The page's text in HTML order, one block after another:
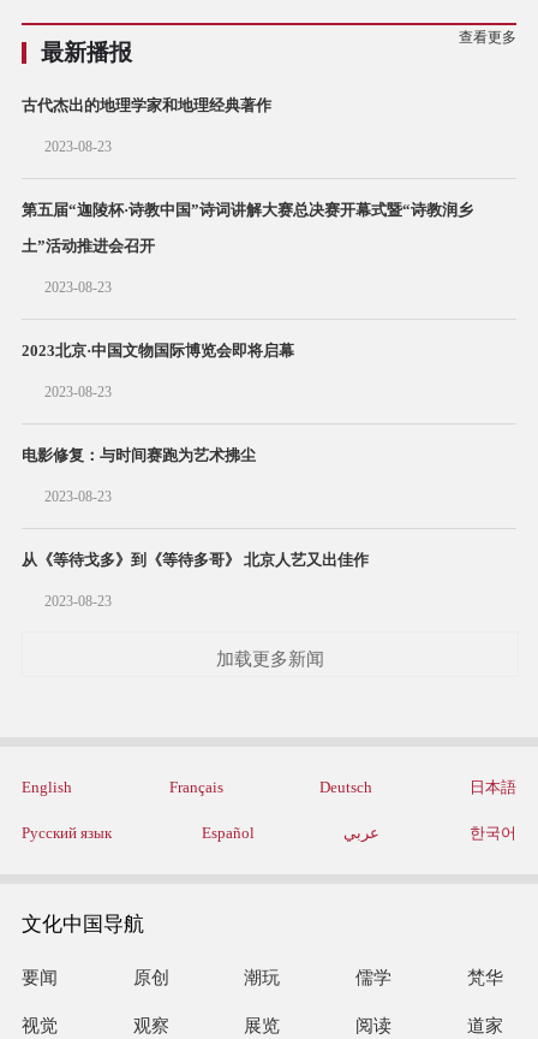
最新播报
查看更多
古代杰出的地理学家和地理经典著作
2023-08-23
第五届“迦陵杯·诗教中国”诗词讲解大赛总决赛开幕式暨“诗教润乡
土”活动推进会召开
2023-08-23
2023北京·中国文物国际博览会即将启幕
2023-08-23
电影修复：与时间赛跑为艺术拂尘
2023-08-23
从《等待戈多》到《等待多哥》 北京人艺又出佳作
2023-08-23
加载更多新闻
English Français Deutsch 日本語
Русский язык Español عربي 한국어
文化中国导航
要闻 原创 潮玩 儒学 梵华
视觉 观察 展览 阅读 道家